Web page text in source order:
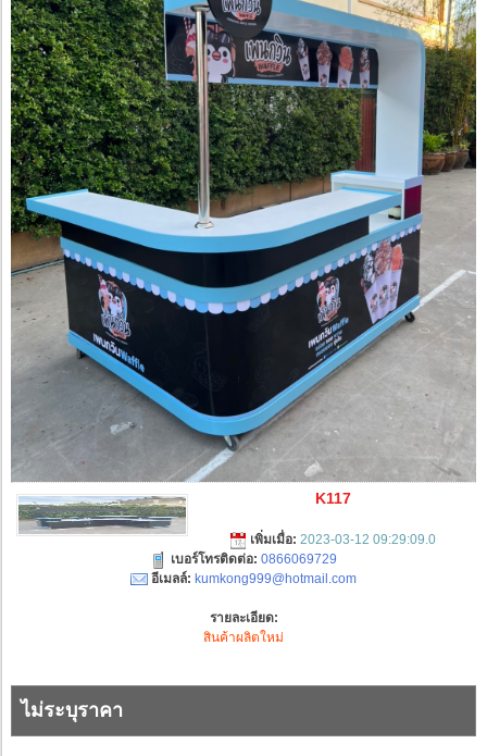
K117
เพิ่มเมื่อ: 2023-03-12 09:29:09.0
เบอร์โทรติดต่อ: 0866069729
อีเมลล์: kumkong999@hotmail.com
รายละเอียด:
สินค้าผลิตใหม่
ไม่ระบุราคา